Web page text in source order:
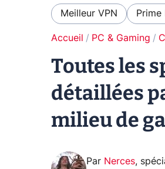
Meilleur VPN Prime
Accueil PC & Gaming
Toutes les
détaillées
milieu de
Par Nerces,